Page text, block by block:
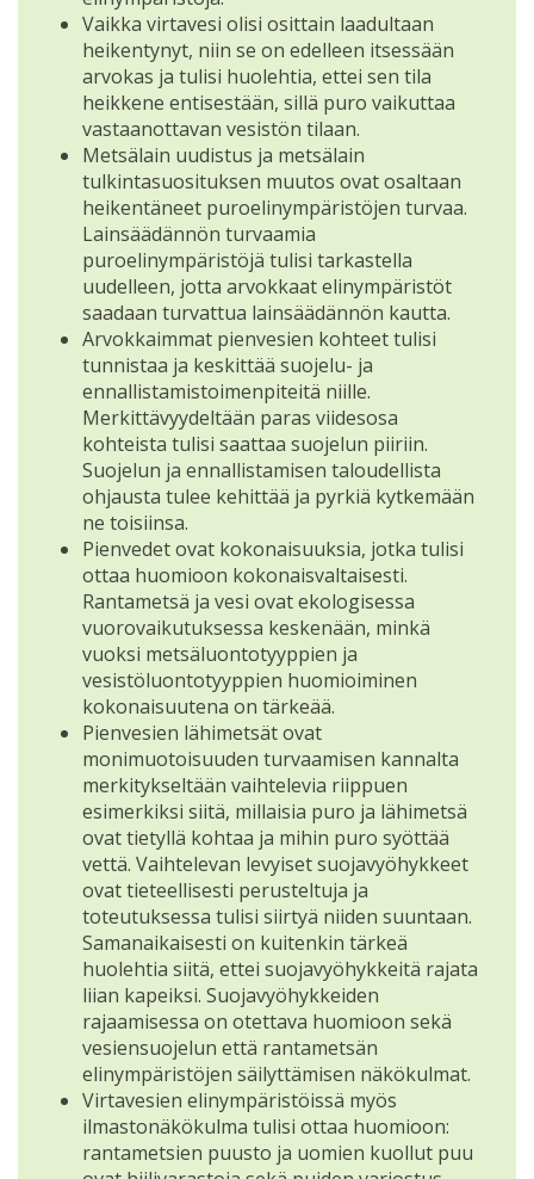
Vaikka virtavesi olisi osittain laadultaan
heikentynyt, niin se on edelleen itsessään
arvokas ja tulisi huolehtia, ettei sen tila
heikkene entisestään, sillä puro vaikuttaa
vastaanottavan vesistön tilaan.
Metsälain uudistus ja metsälain
tulkintasuosituksen muutos ovat osaltaan
heikentäneet puroelinympäristöjen turvaa.
Lainsäädännön turvaamia
puroelinympäristöjä tulisi tarkastella
uudelleen, jotta arvokkaat elinympäristöt
saadaan turvattua lainsäädännön kautta.
Arvokkaimmat pienvesien kohteet tulisi
tunnistaa ja keskittää suojelu- ja
ennallistamistoimenpiteitä niille.
Merkittävyydeltään paras viidesosa
kohteista tulisi saattaa suojelun piiriin.
Suojelun ja ennallistamisen taloudellista
ohjausta tulee kehittää ja pyrkiä kytkemään
ne toisiinsa.
Pienvedet ovat kokonaisuuksia, jotka tulisi
ottaa huomioon kokonaisvaltaisesti.
Rantametsä ja vesi ovat ekologisessa
vuorovaikutuksessa keskenään, minkä
vuoksi metsäluontotyyppien ja
vesistöluontotyyppien huomioiminen
kokonaisuutena on tärkeää.
Pienvesien lähimetsät ovat
monimuotoisuuden turvaamisen kannalta
merkitykseltään vaihtelevia riippuen
esimerkiksi siitä, millaisia puro ja lähimetsä
ovat tietyllä kohtaa ja mihin puro syöttää
vettä. Vaihtelevan levyiset suojavyöhykkeet
ovat tieteellisesti perusteltuja ja
toteutuksessa tulisi siirtyä niiden suuntaan.
Samanaikaisesti on kuitenkin tärkeä
huolehtia siitä, ettei suojavyöhykkeitä rajata
liian kapeiksi. Suojavyöhykkeiden
rajaamisessa on otettava huomioon sekä
vesiensuojelun että rantametsän
elinympäristöjen säilyttämisen näkökulmat.
Virtavesien elinympäristöissä myös
ilmastonäkökulma tulisi ottaa huomioon:
rantametsien puusto ja uomien kuollut puu